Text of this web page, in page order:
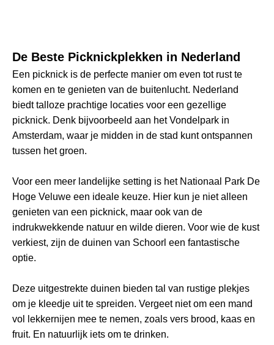
De Beste Picknickplekken in Nederland
Een picknick is de perfecte manier om even tot rust te
komen en te genieten van de buitenlucht. Nederland
biedt talloze prachtige locaties voor een gezellige
picknick. Denk bijvoorbeeld aan het Vondelpark in
Amsterdam, waar je midden in de stad kunt ontspannen
tussen het groen.
Voor een meer landelijke setting is het Nationaal Park De
Hoge Veluwe een ideale keuze. Hier kun je niet alleen
genieten van een picknick, maar ook van de
indrukwekkende natuur en wilde dieren. Voor wie de kust
verkiest, zijn de duinen van Schoorl een fantastische
optie.
Deze uitgestrekte duinen bieden tal van rustige plekjes
om je kleedje uit te spreiden. Vergeet niet om een mand
vol lekkernijen mee te nemen, zoals vers brood, kaas en
fruit. En natuurlijk iets om te drinken.